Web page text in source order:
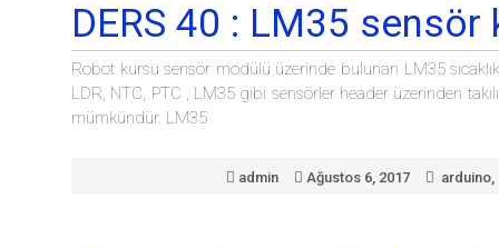
DERS 40 : LM35 sensör
Robot kursu sensör modülü üzerinde bulunan LM35
LDR, NTC, PTC , LM35 gibi sensörler header üzerinden
mümkündür. LM35
admin Ağustos 6, 2017 arduino,